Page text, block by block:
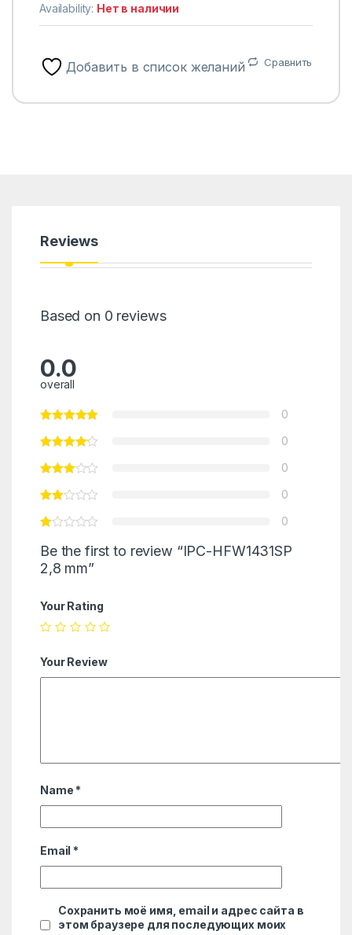
Availability: Нет в наличии
Добавить в список желаний Сравнить
Reviews
Based on 0 reviews
0.0
overall
0
0
0
0
0
Be the first to review “IPC-HFW1431SP
2,8 mm”
Your Rating
Your Review
Name *
Email *
Сохранить моё имя, email и адрес сайта в
этом браузере для последующих моих